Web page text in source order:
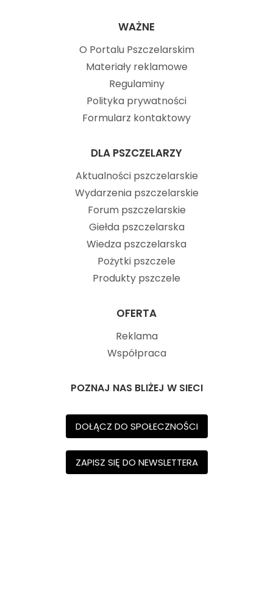
WAŻNE
O Portalu Pszczelarskim
Materiały reklamowe
Regulaminy
Polityka prywatności
Formularz kontaktowy
DLA PSZCZELARZY
Aktualności pszczelarskie
Wydarzenia pszczelarskie
Forum pszczelarskie
Giełda pszczelarska
Wiedza pszczelarska
Pożytki pszczele
Produkty pszczele
OFERTA
Reklama
Współpraca
POZNAJ NAS BLIŻEJ W SIECI
DOŁĄCZ DO SPOŁECZNOŚCI
ZAPISZ SIĘ DO NEWSLETTERA